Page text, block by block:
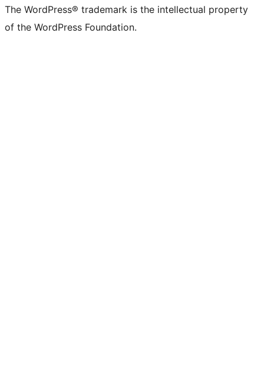
The WordPress® trademark is the intellectual property
of the WordPress Foundation.